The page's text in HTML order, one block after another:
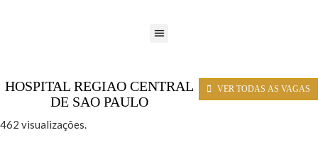
VER TODAS AS VAGAS
HOSPITAL REGIAO CENTRAL
DE SAO PAULO
462 visualizações.